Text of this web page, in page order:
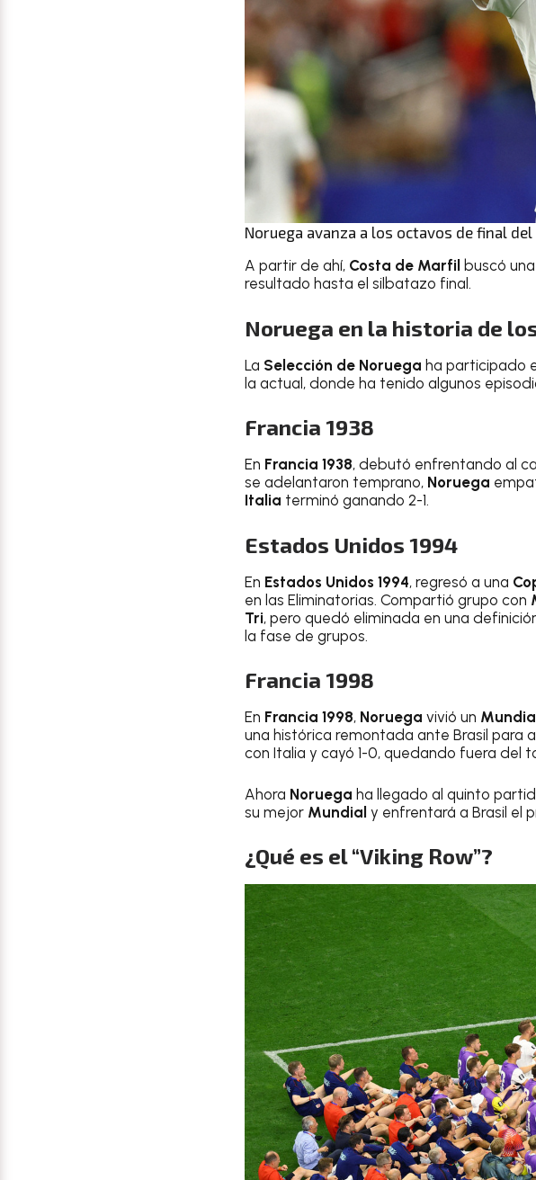
Noruega avanza a los octavos de final
A partir de ahí, Costa de Marfil buscó
resultado hasta el silbatazo final.
Noruega en la historia de
La Selección de Noruega ha participado
la actual, donde ha tenido algunos
Francia 1938
En Francia 1938, debutó enfrentando al
se adelantaron temprano, Noruega
Italia terminó ganando 2-1.
Estados Unidos 1994
En Estados Unidos 1994, regresó a una
en las Eliminatorias. Compartió grupo con
Tri, pero quedó eliminada en una
la fase de grupos.
Francia 1998
En Francia 1998, Noruega vivió un Mundial
una histórica remontada ante Brasil para
con Italia y cayó 1-0, quedando fuera del
Ahora Noruega ha llegado al quinto
su mejor Mundial y enfrentará a Brasil el
¿Qué es el “Viking Row”?